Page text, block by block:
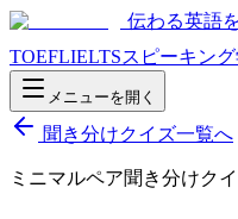
伝わる英語
TOEFLIELTSスピーキング
メニューを開く
聞き分けクイズ一覧へ
ミニマルペア聞き分けク